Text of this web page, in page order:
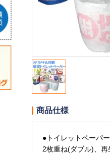
商品仕様
●トイレットペーパ
2枚重ね(ダブル)、